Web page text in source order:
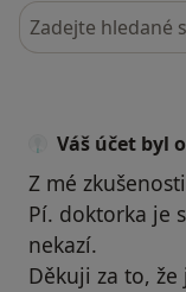
Hledejte v
Váš účet byl
Z mé
Pí. doktorka je
nekazí.
Děkuji za to,